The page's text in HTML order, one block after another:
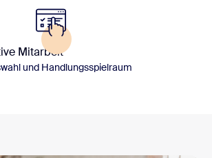
Mitarbeit
und Handlungsspielraum